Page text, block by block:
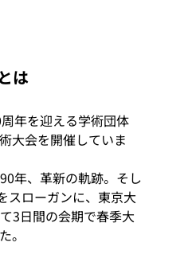
は
年を迎える学術団体
大会を開催していま
年、革新の軌跡。そし
スローガンに、東京大
3日間の会期で春季大
。